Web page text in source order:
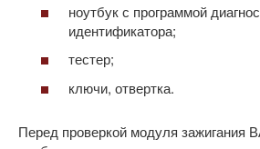
ноутбук с программой
идентификатора;
тестер;
ключи, отвертка.
Перед проверкой модуля зажигания